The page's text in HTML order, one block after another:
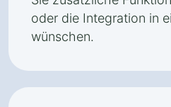
oder die Integration in
wünschen.